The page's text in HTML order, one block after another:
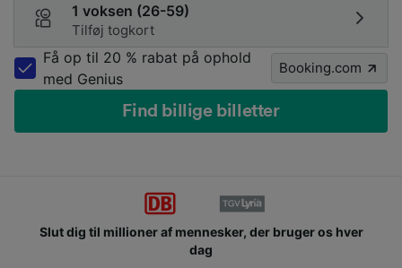
1 voksen (26-59)
Tilføj togkort
Få op til 20 % rabat på ophold
med Genius
Booking.com
Find billige billetter
Slut dig til millioner af mennesker, der bruger os hver
dag